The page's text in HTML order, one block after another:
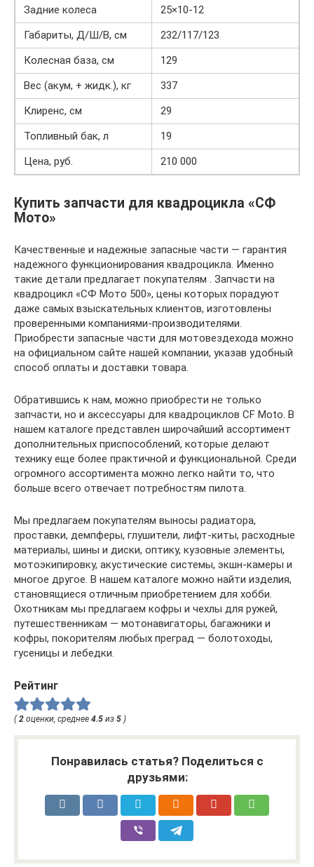
Задние колеса
25×10-12
Габариты, Д/Ш/В, см
232/117/123
Колесная база, см
129
Вес (акум, + жидк.), кг
337
Клиренс, см
29
Топливный бак, л
19
Цена, руб.
210 000
Купить запчасти для квадроцикла «СФ
Мото»
Качественные и надежные запасные части — гарантия
надежного функционирования квадроцикла. Именно
такие детали предлагает покупателям . Запчасти на
квадроцикл «СФ Мото 500», цены которых порадуют
даже самых взыскательных клиентов, изготовлены
проверенными компаниями-производителями.
Приобрести запасные части для мотовездехода можно
на официальном сайте нашей компании, указав удобный
способ оплаты и доставки товара.
Обратившись к нам, можно приобрести не только
запчасти, но и аксессуары для квадроциклов CF Moto. В
нашем каталоге представлен широчайший ассортимент
дополнительных приспособлений, которые делают
технику еще более практичной и функциональной. Среди
огромного ассортимента можно легко найти то, что
больше всего отвечает потребностям пилота.
Мы предлагаем покупателям выносы радиатора,
проставки, демпферы, глушители, лифт-киты, расходные
материалы, шины и диски, оптику, кузовные элементы,
мотоэкипировку, акустические системы, экшн-камеры и
многое другое. В нашем каталоге можно найти изделия,
становящиеся отличным приобретением для хобби.
Охотникам мы предлагаем кофры и чехлы для ружей,
путешественникам — мотонавигаторы, багажники и
кофры, покорителям любых преград — болотоходы,
гусеницы и лебедки.
Рейтинг
(2 оценки, среднее 4.5 из 5 )
Понравилась статья? Поделиться с
друзьями: